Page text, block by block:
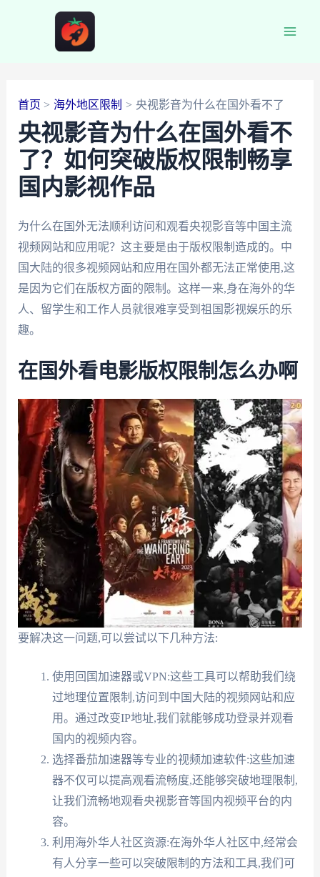
首页 海外地区限制 央视影音为什么在国外看不了
央视影音为什么在国外看不
了？如何突破版权限制畅享
国内影视作品
为什么在国外无法顺利访问和观看央视影音等中国主流
视频网站和应用呢？这主要是由于版权限制造成的。中
国大陆的很多视频网站和应用在国外都无法正常使用,这
是因为它们在版权方面的限制。这样一来,身在海外的华
人、留学生和工作人员就很难享受到祖国影视娱乐的乐
趣。
在国外看电影版权限制怎么办啊
要解决这一问题,可以尝试以下几种方法:
使用回国加速器或VPN:这些工具可以帮助我们绕
过地理位置限制,访问到中国大陆的视频网站和应
用。通过改变IP地址,我们就能够成功登录并观看
国内的视频内容。
选择番茄加速器等专业的视频加速软件:这些加速
器不仅可以提高观看流畅度,还能够突破地理限制,
让我们流畅地观看央视影音等国内视频平台的内
容。
利用海外华人社区资源:在海外华人社区中,经常会
有人分享一些可以突破限制的方法和工具,我们可